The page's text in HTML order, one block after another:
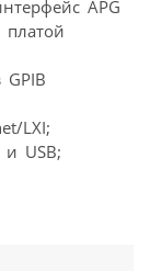
APG
платой
LXI;
и USB;